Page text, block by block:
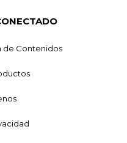
de Contenidos